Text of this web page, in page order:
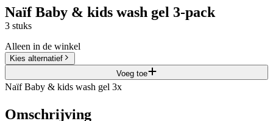
Naïf Baby & kids wash gel 3-pack
3 stuks
Alleen in de winkel
Kies alternatief
Voeg toe
Naïf Baby & kids wash gel 3x
Omschrijving